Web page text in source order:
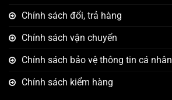
Chính sách đổi, trả hàng
Chính sách vận chuyển
Chính sách bảo vệ thông tin cá nhân
Chính sách kiểm hàng